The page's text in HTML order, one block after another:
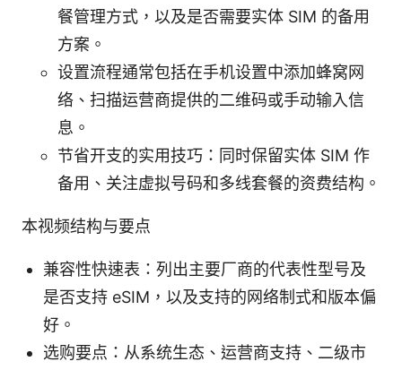
餐管理方式，以及是否需要实体 SIM 的备用
方案。
设置流程通常包括在手机设置中添加蜂窝网
络、扫描运营商提供的二维码或手动输入信
息。
节省开支的实用技巧：同时保留实体 SIM 作
备用、关注虚拟号码和多线套餐的资费结构。
本视频结构与要点
兼容性快速表：列出主要厂商的代表性型号及
是否支持 eSIM，以及支持的网络制式和版本偏
好。
选购要点：从系统生态、运营商支持、二级市